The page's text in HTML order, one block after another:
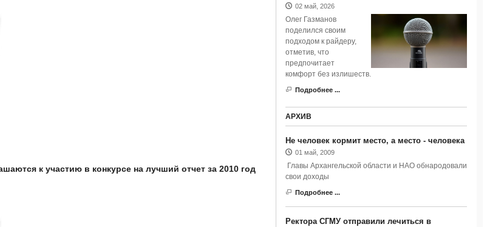
к участию в конкурсе на лучший отчет за 2010 год
02 май, 2026
Олег Газманов
поделился своим
подходом к райдеру,
отметив, что
предпочитает
комфорт без излишеств.
Подробнее ...
АРХИВ
Не человек кормит место, а место - человека
01 май, 2009
Главы Архангельской области и НАО обнародовали
свои доходы
Подробнее ...
Ректора СГМУ отправили лечиться в